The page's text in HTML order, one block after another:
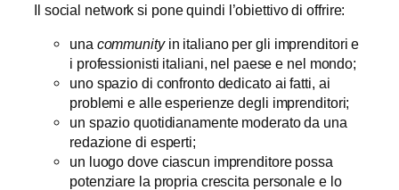
Il social network si pone quindi l’obiettivo di offrire:
una communityin italiano per gli imprenditori e
i professionisti italiani, nel paese e nel mondo;
uno spazio di confronto dedicato ai fatti, ai
problemi e alle esperienze degli imprenditori;
un spazio quotidianamente moderato da una
redazione di esperti;
un luogo dove ciascun imprenditore possa
potenziare la propria crescita personale e lo